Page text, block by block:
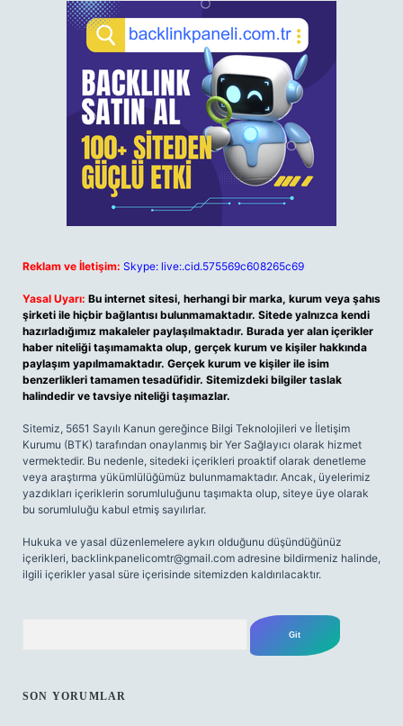
Reklam ve İletişim: Skype: live:.cid.575569c608265c69
Yasal Uyarı: Bu internet sitesi, herhangi bir marka, kurum veya şahıs
şirketi ile hiçbir bağlantısı bulunmamaktadır. Sitede yalnızca kendi
hazırladığımız makaleler paylaşılmaktadır. Burada yer alan içerikler
haber niteliği taşımamakta olup, gerçek kurum ve kişiler hakkında
paylaşım yapılmamaktadır. Gerçek kurum ve kişiler ile isim
benzerlikleri tamamen tesadüfidir. Sitemizdeki bilgiler taslak
halindedir ve tavsiye niteliği taşımazlar.
Sitemiz, 5651 Sayılı Kanun gereğince Bilgi Teknolojileri ve İletişim
Kurumu (BTK) tarafından onaylanmış bir Yer Sağlayıcı olarak hizmet
vermektedir. Bu nedenle, sitedeki içerikleri proaktif olarak denetleme
veya araştırma yükümlülüğümüz bulunmamaktadır. Ancak, üyelerimiz
yazdıkları içeriklerin sorumluluğunu taşımakta olup, siteye üye olarak
bu sorumluluğu kabul etmiş sayılırlar.
Hukuka ve yasal düzenlemelere aykırı olduğunu düşündüğünüz
içerikleri, backlinkpanelicomtr@gmail.com adresine bildirmeniz halinde,
ilgili içerikler yasal süre içerisinde sitemizden kaldırılacaktır.
SON YORUMLAR